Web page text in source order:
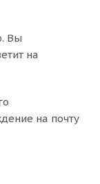
Вы
на
на почту